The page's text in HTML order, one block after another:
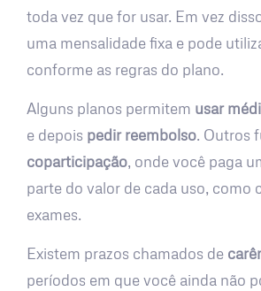
toda vez que for usar. Em vez
uma mensalidade fixa e pode
conforme as regras do plano.
Alguns planos permitem usar
e depois pedir reembolso. Outros
coparticipação, onde você paga
parte do valor de cada uso, como
exames.
Existem prazos chamados de
períodos em que você ainda não